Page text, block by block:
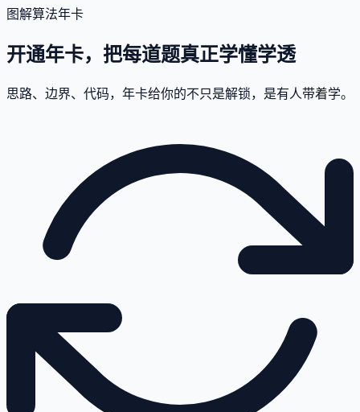
图解算法年卡
开通年卡，把每道题真正学懂学透
思路、边界、代码，年卡给你的不只是解锁，是有人带着学。